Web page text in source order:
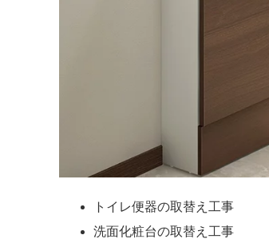
トイレ便器の取替え工事
洗面化粧台の取替え工事